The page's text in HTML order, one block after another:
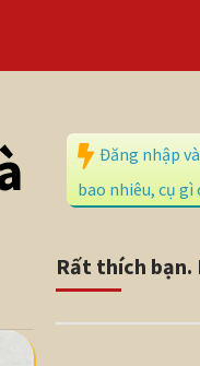
Đăng nhập
bao nhiêu, cụ gì
Rất thích bạn.